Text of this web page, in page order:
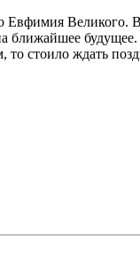
Евфимия Великого.
будущее.
то стоило ждать